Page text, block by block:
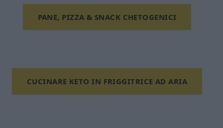
PANE, PIZZA & SNACK CHETOGENICI
CUCINARE KETO IN FRIGGITRICE AD ARIA